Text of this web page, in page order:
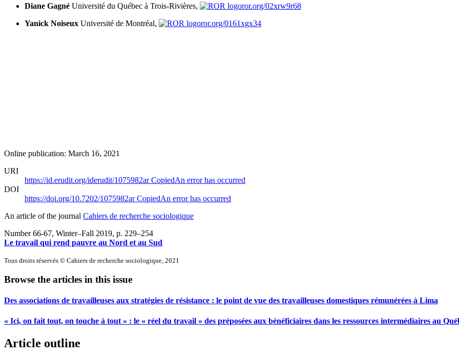
Diane Gagné Université du Québec à Trois-Rivières,
ror.org/02xrw9r68
Yanick Noiseux Université de Montréal, ror.org/0161xgx34
Online publication: March 16, 2021
URI
https://id.erudit.org/iderudit/1075982arCopiedAn error has occurred
DOI
https://doi.org/10.7202/1075982arCopiedAn error has occurred
An article of the journal Cahiers de recherche sociologique
Number 66-67, Winter–Fall 2019, p. 229–254
Le travail qui rend pauvre au Nord et au Sud
Tous droits réservés © Cahiers de recherche sociologique, 2021
Browse the articles in this issue
Des associations de travailleuses aux stratégies de résistance : le point de vue des travailleuses domestiques rémunérées à Lima
« Ici, on fait tout, on touche à tout » : le « réel du travail » des préposées aux bénéficiaires dans les ressources intermédiaires au
Article outline